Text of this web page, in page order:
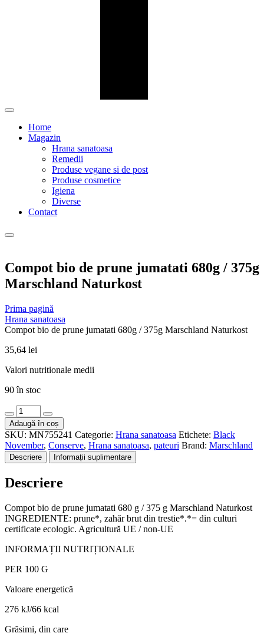
Home
Magazin
Hrana sanatoasa
Remedii
Produse vegane si de post
Produse cosmetice
Igiena
Diverse
Contact
Compot bio de prune jumatati 680g / 375g
Marschland Naturkost
Prima pagină
Hrana sanatoasa
Compot bio de prune jumatati 680g / 375g Marschland Naturkost
35,64 lei
Valori nutritionale medii
90 în stoc
Cantitate
Compot
bio
de
prune
jumatati
Marschland
Naturkost
Adaugă în coș
SKU: MN755241 Categorie: Hrana sanatoasa Etichete: Black
November, Conserve, Hrana sanatoasa, pateuri Brand: Marschland
Descriere Informații suplimentare
Descriere
Compot bio de prune jumatati 680 g / 375 g Marschland Naturkost
INGREDIENTE: prune*, zahăr brut din trestie*.*= din culturi
certificate ecologic. Agricultură UE / non-UE
INFORMAȚII NUTRIȚIONALE
PER 100 G
Valoare energetică
276 kJ/66 kcal
Grăsimi, din care